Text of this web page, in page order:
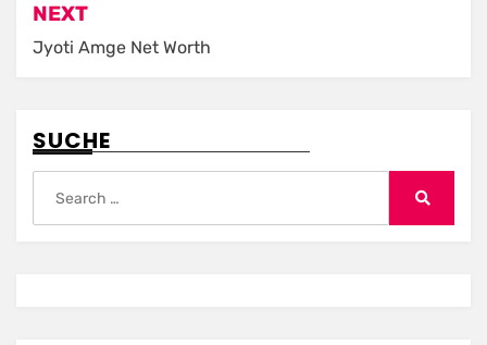
NEXT
Jyoti Amge Net Worth
SUCHE